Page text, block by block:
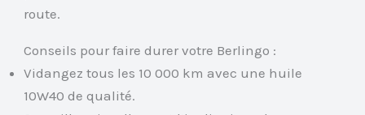
route.
Conseils pour faire durer votre Berlingo :
Vidangez tous les 10 000 km avec une huile
10W40 de qualité.